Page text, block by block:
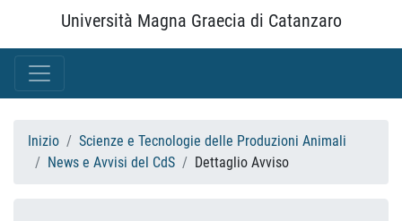
Università Magna Graecia di Catanzaro
Inizio
Scienze e Tecnologie delle Produzioni Animali
News e Avvisi del CdS
Dettaglio Avviso